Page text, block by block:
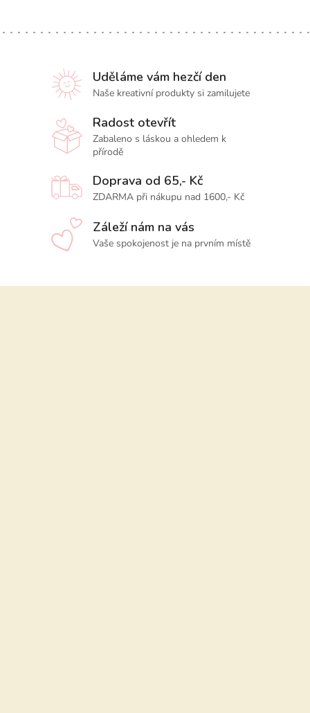
Uděláme vám hezčí den
Naše kreativní produkty si zamilujete
Radost otevřít
Zabaleno s láskou a ohledem k
přírodě
Doprava od 65,- Kč
ZDARMA při nákupu nad 1600,- Kč
Záleží nám na vás
Vaše spokojenost je na prvním místě